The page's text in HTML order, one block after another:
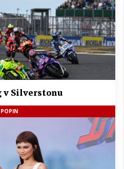
Silverstonu
POPIN